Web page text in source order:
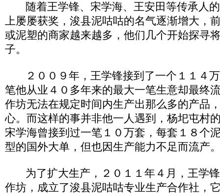
随着王学锋、宋学海、王安田等传承人的
上屡屡获奖，浚县泥咕咕的名气逐渐增大，
或泥塑的商家越来越多，他们几个开始探寻
子。
２００９年，王学锋接到了一个１１４万
笔他从业４０多年来的最大一笔生意却最终
作坊无法在规定时间内生产出那么多的产品
心。而这样的事并非他一人遇到，杨圯屯村
宋学海曾接到过一笔１０万套，每套１８个
型的国外大单，但也因生产能力不足而流产
为了扩大生产，２０１１年４月，王学锋
作坊，成立了浚县泥咕咕专业生产合作社，